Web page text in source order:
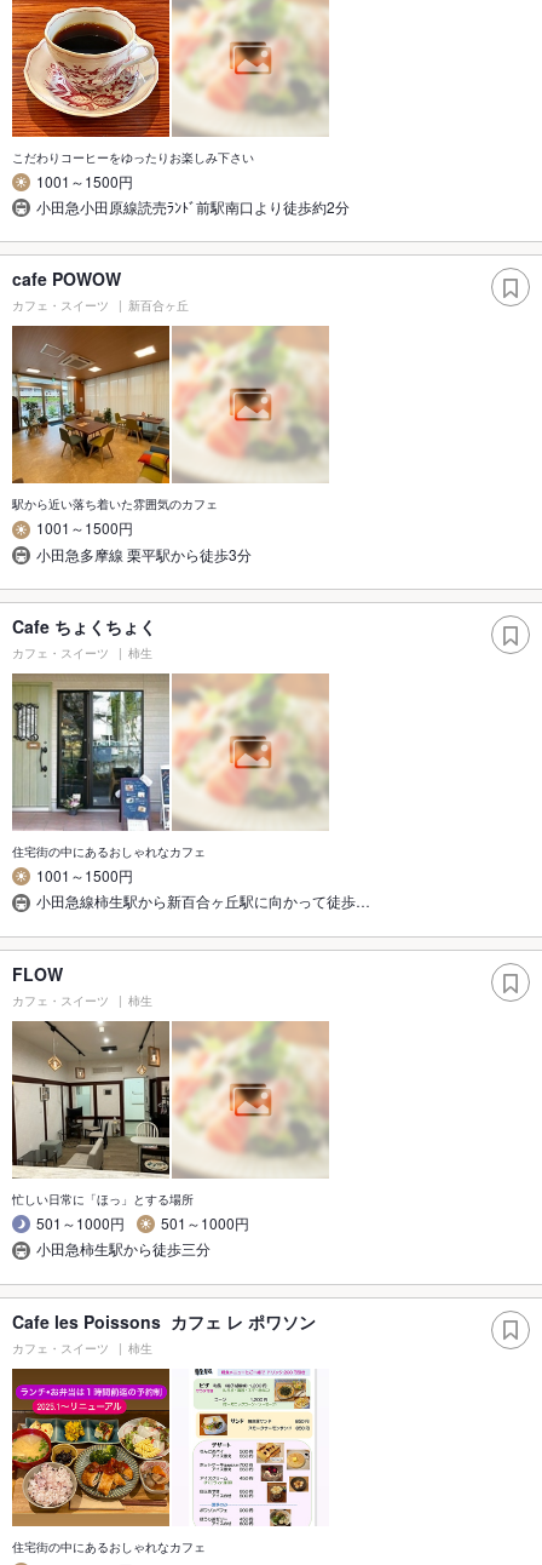
こだわりコーヒーをゆったりお楽しみ下さい
1001～1500円
小田急小田原線読売ﾗﾝﾄﾞ前駅南口より徒歩約2分
cafe POWOW
カフェ・スイーツ 新百合ヶ丘
駅から近い落ち着いた雰囲気のカフェ
1001～1500円
小田急多摩線 栗平駅から徒歩3分
Cafe ちょくちょく
カフェ・スイーツ 柿生
住宅街の中にあるおしゃれなカフェ
1001～1500円
小田急線柿生駅から新百合ヶ丘駅に向かって徒歩…
FLOW
カフェ・スイーツ 柿生
忙しい日常に「ほっ」とする場所
501～1000円
501～1000円
小田急柿生駅から徒歩三分
Cafe les Poissons カフェ レ ポワソン
カフェ・スイーツ 柿生
住宅街の中にあるおしゃれなカフェ